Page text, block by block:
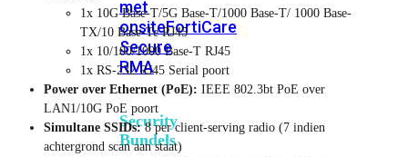
met
onsiteFortiCare
Secure
RMA
Security
Bundels
1x 10G Base-T/5G Base-T/1000 Base-T/ 1000 Base-
TX/10 Base-Te RJ45
1x 10/100/1000 Base-T RJ45
1x RS-232 RJ45 Serial poort
Power over Ethernet (PoE): IEEE 802.3bt PoE over
LAN1/10G PoE poort
Simultane SSIDs:8 per client-serving radio (7 indien
achtergrond scan aan staat)